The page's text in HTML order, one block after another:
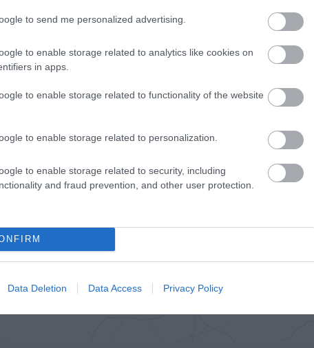
to send me personalized advertising.
to enable storage related to analytics like cookies on
in apps.
to enable storage related to functionality of the website
to enable storage related to personalization.
to enable storage related to security, including
and fraud prevention, and other user protection.
Data Deletion Data Access Privacy Policy
i weld y map